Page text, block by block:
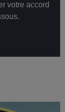
votre accord